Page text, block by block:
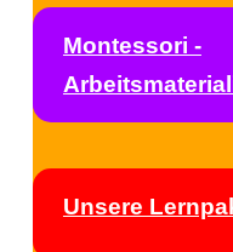
Montessori -
Unsere